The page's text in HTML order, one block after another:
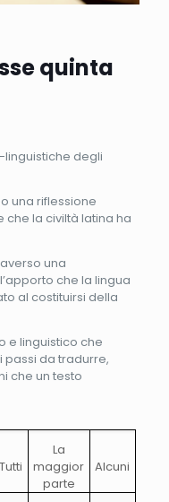
quinta
degli
una riflessione
che la civiltà latina ha
una
che la lingua
al costituirsi della
e linguistico che
da tradurre,
che un testo
Tutti
La
maggior
parte
Alcuni